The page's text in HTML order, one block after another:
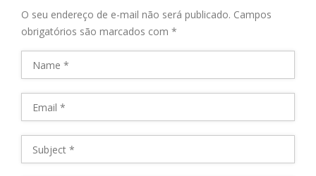
O seu endereço de e-mail não será publicado. Campos
obrigatórios são marcados com *